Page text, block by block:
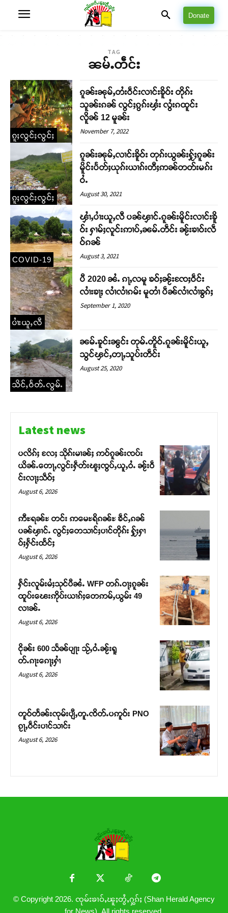
တႃႇႁႂ်ႈသဵင်ၵၢင်ၸႂ်ၵူၼ်းမိူင်း ၵူႈတီႈၵူႈလႅၼ်ပေႃးတေၸွ
တ်ႇ တူဝ်ႈလုမ်ႈၾႃႉၼၼ်ႉ ၶဝ်ႈႁူမ်ႈၵမ်ႉထႅမ် ၸုမ်းၶၢ
ဝ်ႇၽူႈတွႆႇႁွၵ်ႈ လႆႈယူႇၶႃႈဢေႃႈ။
Donate
TAG
ၼမ်ႉတဵင်း
ၵူႈလွင်ႈလွင်ႈ
ၵူၼ်းၼုမ်ႇတႆးဝဵင်းလၢင်းၶိူဝ်း တိုၵ်း
သူၼ်းၵၼ် လွင်ႈၵွၵ်းၾႆး လွႆးၵထူင်း
လိူၼ် 12 မူၼ်း
November 7, 2022
ၵူႈလွင်ႈလွင်ႈ
ၵူၼ်းၼုမ်ႇလၢင်းၶိူဝ်း တုၵ်းယွၼ်းႁႂ်ႈၵူၼ်း
မိူင်းပႅတ်ႈယုၵ်းယၢၵ်းတီႈဢၼ်တတ်းမၵ်း
ဝႆႉ
August 30, 2021
COVID-19
ၾၢႆႇပၢႆးယူႇလီ ပၼ်ၾၢင်ႉၵူၼ်းမိူင်းလၢင်းၶိူ
ဝ်း ႁၢမ်ႈလူင်းဢၢပ်ႇၼမ်ႉတဵင်း ၼႂ်းၶၢဝ်းလဵ
ဝ်ၵၼ်
August 3, 2021
ပၢႆးယူႇလီ
ပီ 2020 ၼႆႉ ၵႃႇလမူ ၶဝ်ႈၼႂ်းၸႄႈဝဵင်း
လၢႆးၶႃႈ လၢႆလၢႆၵမ်း မူတၢႆ ပဵၼ်လၢႆလၢႆၶွၵ်ႈ
September 1, 2020
သိင်ႇဝႅတ်ႉလွမ်ႉ
ၼမ်ႉၶူင်းၼွင်း တုမ်ႉတိူဝ်ႉၵူၼ်းမိူင်းယူႇ
သွင်ၾင်ႇတႃႇသူပ်းတဵင်း
August 25, 2020
Latest news
ပလိၵ်ႈ လႄႈ သိုၵ်းမၢၼ်ႈ ဢဝ်ၵူၼ်းၸပ်း
ယိၼ်ႉတေႃႇလွင်းႁဵတ်းၽူႈၸွပ်ႇယူႇဝႆႉ ၼႂ်းဝဵ
င်းလႃႈသဵဝ်ႈ
August 6, 2026
ဢီႊရၼ်ႊ တင်း ဢမေႊရိၵၼ်ႊ ၶဵင်ႇၵၼ်
ပၼ်ၾၢင်ႉ လွင်ႈတေသၢင်ႈပၢင်တိုၵ်း ႁႂ်ႈႁၢ
ဝ်ႈႁႅင်းထႅင်ႈ
August 6, 2026
ႁႅင်းလူမ်းမႆႈသုင်ပီၼႆႉ WFP တၵ်ႉဝႃႈၵူၼ်း
ထူပ်းၽေးဢိုပ်းယၢၵ်ႈတေဢမ်ႇယွမ်း 49
လၢၼ်ႉ
August 6, 2026
ငိုၼ်း 600 သႅၼ်ပျႃး သႂ်ႇဝႆႉၼႂ်းရူ
တ်ႉၵႃးၵေႃႈႁၢႆ
August 6, 2026
တူဝ်တႅၼ်းၸုမ်းပျီႇတူႉၸိတ်ႉပဢူဝ်း PNO
ၵႂႃႇဝဵင်းပၢင်သၢင်း
August 6, 2026
© Copyright 2026. ၸုမ်းၶၢဝ်ႇၽူႈတွႆႇႁွၵ်ႈ (Shan Herald Agency
for News). All rights reserved.